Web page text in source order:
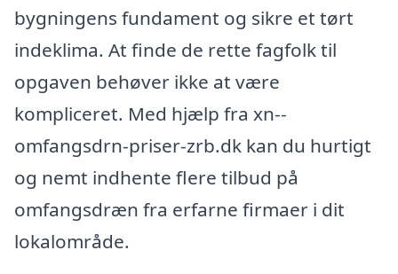
bygningens fundament og sikre et tørt
indeklima. At finde de rette fagfolk til
opgaven behøver ikke at være
kompliceret. Med hjælp fra xn--
omfangsdrn-priser-zrb.dk kan du hurtigt
og nemt indhente flere tilbud på
omfangsdræn fra erfarne firmaer i dit
lokalområde.